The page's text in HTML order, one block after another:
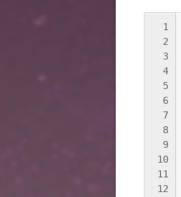
1
2
3
4
5
6
7
8
9
10
11
12